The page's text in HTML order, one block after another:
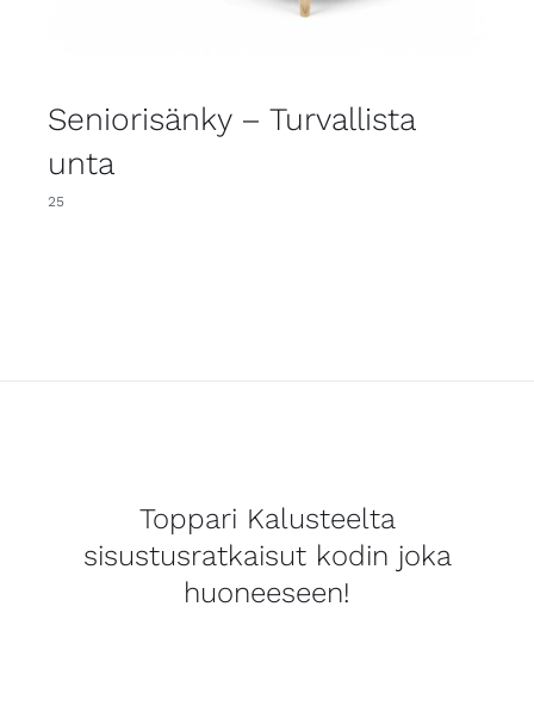
Seniorisänky – Turvallista
unta
25
Toppari Kalusteelta
sisustusratkaisut kodin joka
huoneeseen!